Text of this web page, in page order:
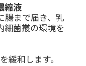
縮液
腸まで届き、乳
細菌叢の環境を
緩和します。